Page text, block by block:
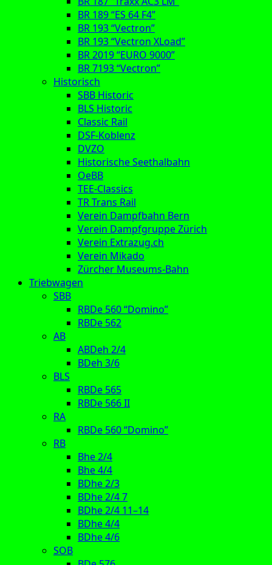
BR 189 “ES 64 F4”
BR 193 “Vectron”
BR 193 “Vectron XLoad”
BR 2019 “EURO 9000”
BR 7193 “Vectron”
Historisch
SBB Historic
BLS Historic
Classic Rail
DSF-Koblenz
DVZO
Historische Seethalbahn
OeBB
TEE-Classics
TR Trans Rail
Verein Dampfbahn Bern
Verein Dampfgruppe Zürich
Verein Extrazug.ch
Verein Mikado
Zürcher Museums-Bahn
Triebwagen
SBB
RBDe 560 “Domino”
RBDe 562
AB
ABDeh 2/4
BDeh 3/6
BLS
RBDe 565
RBDe 566 II
RA
RBDe 560 “Domino”
RB
Bhe 2/4
Bhe 4/4
BDhe 2/3
BDhe 2/4 7
BDhe 2/4 11–14
BDhe 4/4
BDhe 4/6
SOB